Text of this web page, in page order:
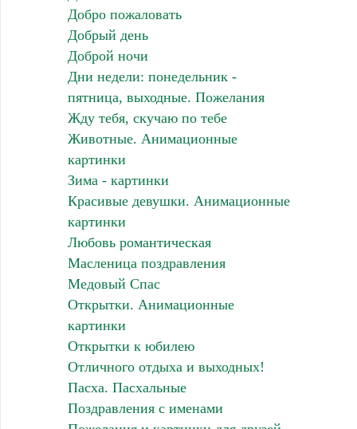
Добро пожаловать
Добрый день
Доброй ночи
Дни недели: понедельник -
пятница, выходные. Пожелания
Жду тебя, скучаю по тебе
Животные. Анимационные
картинки
Зима - картинки
Красивые девушки. Анимационные
картинки
Любовь романтическая
Масленица поздравления
Медовый Спас
Открытки. Анимационные
картинки
Открытки к юбилею
Отличного отдыха и выходных!
Пасха. Пасхальные
Поздравления с именами